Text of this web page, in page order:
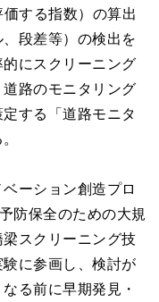
する指数）の算出
段差等）の検出を
にスクリーニング
路のモニタリング
する「道路モニタ
ーション創造プロ
防保全のための大規
スクリーニング技
に参画し、検討が
る前に早期発見・